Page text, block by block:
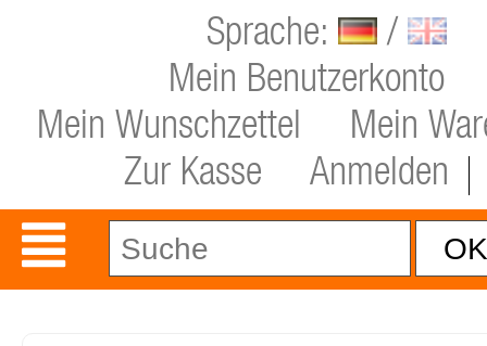
Sprache:
/
Mein Benutzerkonto
Mein Wunschzettel
Mein
Zur Kasse
Anmelden